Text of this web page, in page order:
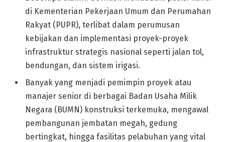
di Kementerian Pekerjaan Umum dan Perumahan
Rakyat (PUPR), terlibat dalam perumusan
kebijakan dan implementasi proyek-proyek
infrastruktur strategis nasional seperti jalan tol,
bendungan, dan sistem irigasi.
Banyak yang menjadi pemimpin proyek atau
manajer senior di berbagai Badan Usaha Milik
Negara (BUMN) konstruksi terkemuka, mengawal
pembangunan jembatan megah, gedung
bertingkat, hingga fasilitas pelabuhan yang vital